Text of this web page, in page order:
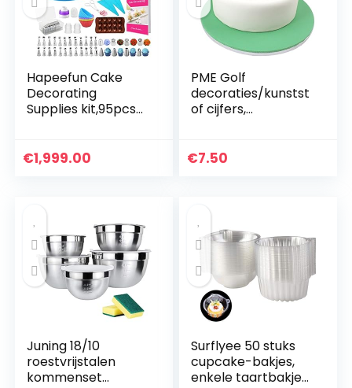
Hapeefun Cake
Decorating
Supplies kit,95pcs
decorating
€1,999.00
PME Golf
decoraties/kunstst
of cijfers,
x 12,1 x 3,6 cm
€7.50
Juning 18/10
roestvrijstalen
kommenset
Surflyee 50 stuks
cupcake-bakjes,
enkele taartbakjes,